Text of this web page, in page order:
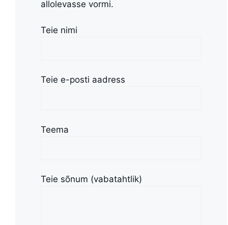
allolevasse vormi.
Teie nimi
Teie e-posti aadress
Teema
Teie sõnum (vabatahtlik)